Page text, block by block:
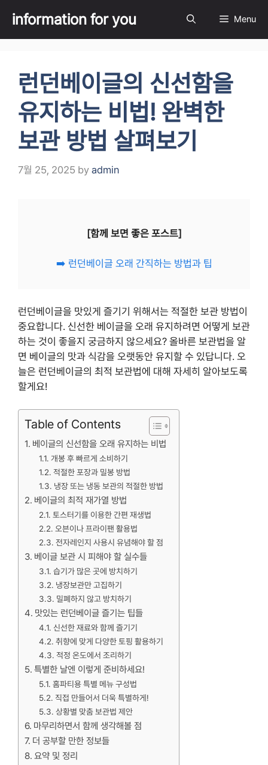
content
information for you Menu
런던베이글의 신선함을
유지하는 비법! 완벽한
보관 방법 살펴보기
7월 25, 2025 by admin
[함께 보면 좋은 포스트]
➡️ 런던베이글 오래 간직하는 방법과 팁
런던베이글을 맛있게 즐기기 위해서는 적절한 보관 방법이
중요합니다. 신선한 베이글을 오래 유지하려면 어떻게 보관
하는 것이 좋을지 궁금하지 않으세요? 올바른 보관법을 알
면 베이글의 맛과 식감을 오랫동안 유지할 수 있답니다. 오
늘은 런던베이글의 최적 보관법에 대해 자세히 알아보도록
할게요!
Table of Contents
베이글의 신선함을 오래 유지하는 비법
개봉 후 빠르게 소비하기
적절한 포장과 밀봉 방법
냉장 또는 냉동 보관의 적절한 방법
베이글의 최적 재가열 방법
토스터기를 이용한 간편 재생법
오븐이나 프라이팬 활용법
전자레인지 사용시 유념해야 할 점
베이글 보관 시 피해야 할 실수들
습기가 많은 곳에 방치하기
냉장보관만 고집하기
밀폐하지 않고 방치하기
맛있는 런던베이글 즐기는 팁들
신선한 재료와 함께 즐기기
취향에 맞게 다양한 토핑 활용하기
적정 온도에서 조리하기
특별한 날엔 이렇게 준비하세요!
홈파티용 특별 메뉴 구성법
직접 만들어서 더욱 특별하게!
상황별 맞춤 보관법 제안
마무리하면서 함께 생각해볼 점
더 공부할 만한 정보들
요약 및 정리